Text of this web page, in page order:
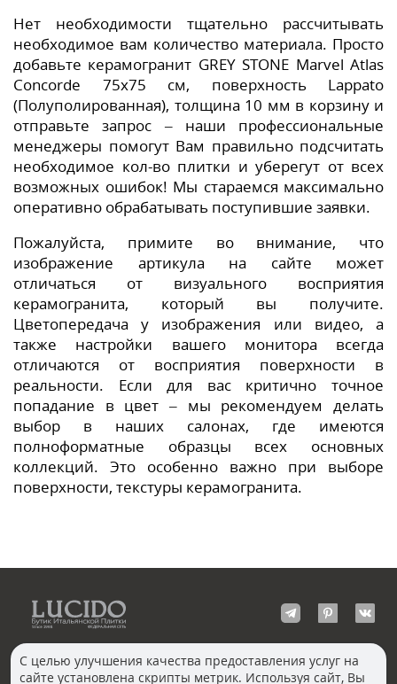
Нет необходимости тщательно рассчитывать
необходимое вам количество материала. Просто
добавьте керамогранит GREY STONE Marvel Atlas
Concorde 75x75 см, поверхность Lappato
(Полуполированная), толщина 10 мм в корзину и
отправьте запрос – наши профессиональные
менеджеры помогут Вам правильно подсчитать
необходимое кол-во плитки и уберегут от всех
возможных ошибок! Мы стараемся максимально
оперативно обрабатывать поступившие заявки.
Пожалуйста, примите во внимание, что
изображение артикула на сайте может
отличаться от визуального восприятия
керамогранита, который вы получите.
Цветопередача у изображения или видео, а
также настройки вашего монитора всегда
отличаются от восприятия поверхности в
реальности. Если для вас критично точное
попадание в цвет – мы рекомендуем делать
выбор в наших салонах, где имеются
полноформатные образцы всех основных
коллекций. Это особенно важно при выборе
поверхности, текстуры керамогранита.
С целью улучшения качества предоставления услуг на
сайте установлена скрипты метрик. Используя сайт, Вы